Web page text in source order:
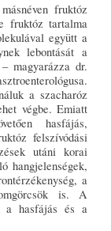
fruktóz
fruktóz tartalma
együtt a
lebontását a
magyarázza dr.
a szacharóz
végbe. Emiatt
hasfájás,
felszívódási
utáni korai
hangjelenségek,
a
is. A
a hasfájás és a